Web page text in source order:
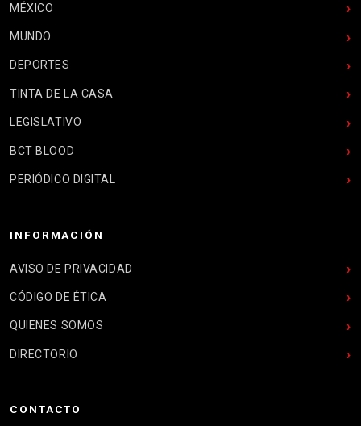
MÉXICO
MUNDO
DEPORTES
TINTA DE LA CASA
LEGISLATIVO
BCT BLOOD
PERIÓDICO DIGITAL
INFORMACIÓN
AVISO DE PRIVACIDAD
CÓDIGO DE ÉTICA
QUIENES SOMOS
DIRECTORIO
CONTACTO